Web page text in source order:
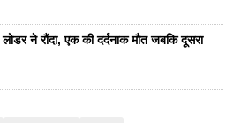
ने रौंदा, एक की दर्दनाक मौत जबकि दूसरा